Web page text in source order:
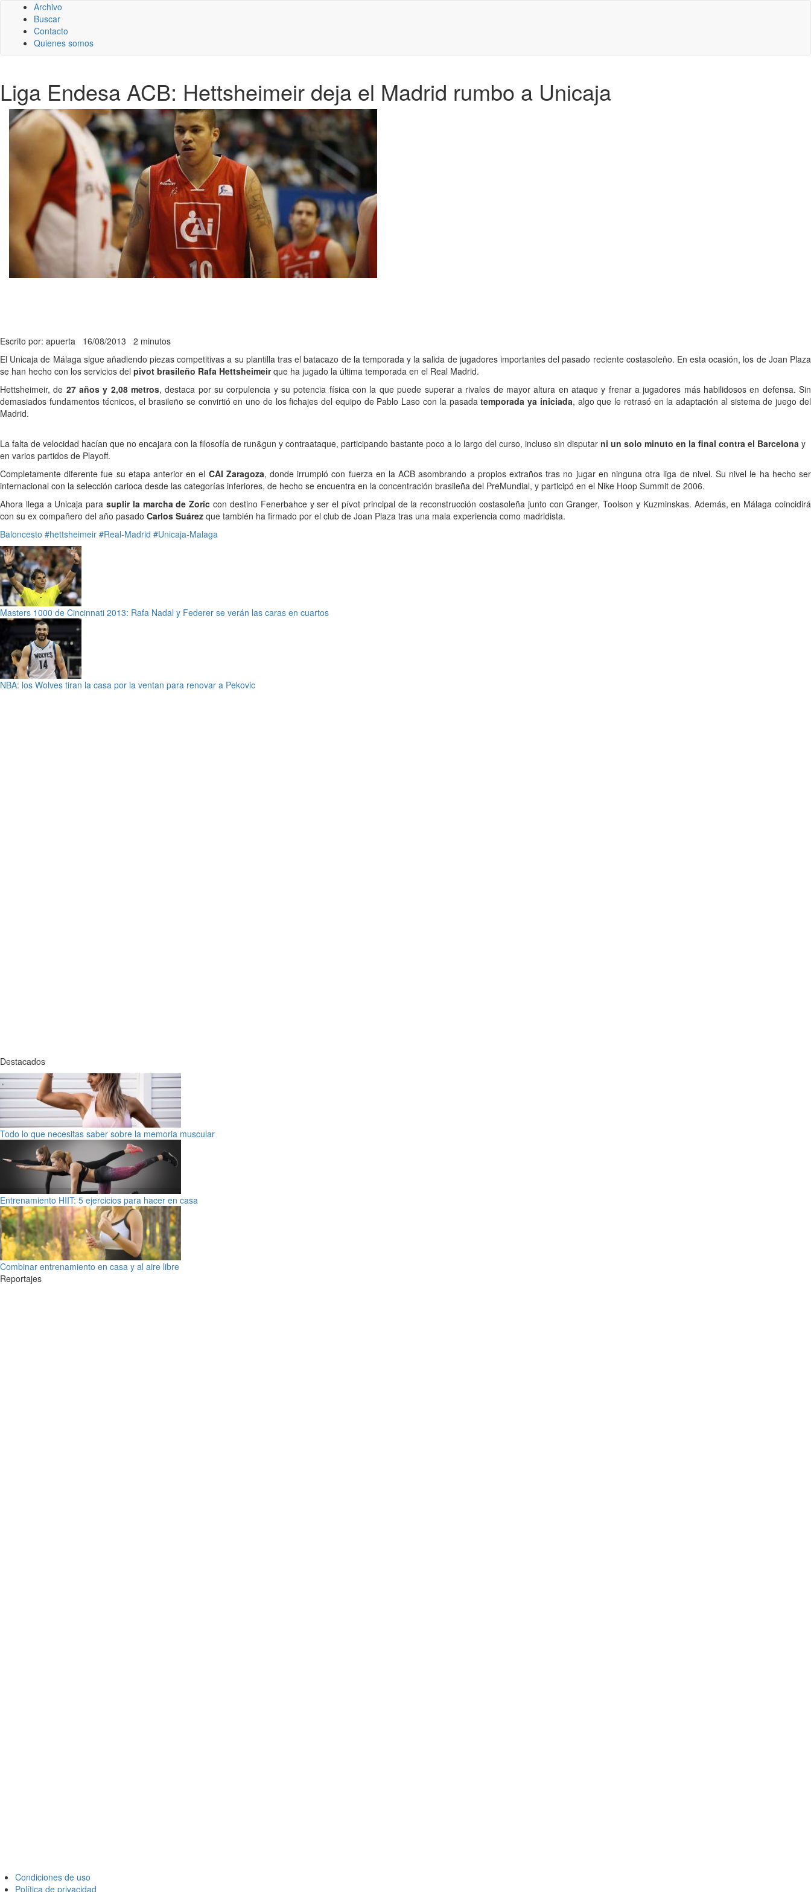
Archivo
Buscar
Contacto
Quienes somos
Liga Endesa ACB: Hettsheimeir deja el Madrid rumbo a Unicaja
Escrito por: apuerta 16/08/2013 2 minutos
El Unicaja de Málaga sigue añadiendo piezas competitivas a su plantilla tras el batacazo de la temporada y la salida de jugadores importantes del pasado reciente costasoleño. En esta ocasión, los de Joan Plaza
se han hecho con los servicios del pivot brasileño Rafa Hettsheimeirque ha jugado la última temporada en el Real Madrid.
Hettsheimeir, de 27 años y 2,08 metros, destaca por su corpulencia y su potencia física con la que puede superar a rivales de mayor altura en ataque y frenar a jugadores más habilidosos en defensa. Sin
demasiados fundamentos técnicos, el brasileño se convirtió en uno de los fichajes del equipo de Pablo Laso con la pasadatemporada ya iniciada, algo que le retrasó en la adaptación al sistema de juego del
Madrid.
La falta de velocidad hacían que no encajara con la filosofía de run&gun y contraataque, participando bastante poco a lo largo del curso, incluso sin disputar ni un solo minuto en la final contra el Barcelona y
en varios partidos de Playoff.
Completamente diferente fue su etapa anterior en el CAI Zaragoza, donde irrumpió con fuerza en la ACB asombrando a propios extraños tras no jugar en ninguna otra liga de nivel. Su nivel le ha hecho ser
internacional con la selección carioca desde las categorías inferiores, de hecho se encuentra en la concentración brasileña del PreMundial, y participó en el Nike Hoop Summit de 2006.
Ahora llega a Unicaja parasuplir la marcha de Zoric con destino Fenerbahce y ser el pívot principal de la reconstrucción costasoleña junto con Granger, Toolson y Kuzminskas. Además, en Málaga coincidirá
con su ex compañero del año pasado Carlos Suárez que también ha firmado por el club de Joan Plaza tras una mala experiencia como madridista.
Baloncesto #hettsheimeir #Real-Madrid #Unicaja-Malaga
Masters 1000 de Cincinnati 2013: Rafa Nadal y Federer se verán las caras en cuartos
NBA: los Wolves tiran la casa por la ventan para renovar a Pekovic
Destacados
Todo lo que necesitas saber sobre la memoria muscular
Entrenamiento HIIT: 5 ejercicios para hacer en casa
Combinar entrenamiento en casa y al aire libre
Reportajes
Condiciones de uso
Política de privacidad